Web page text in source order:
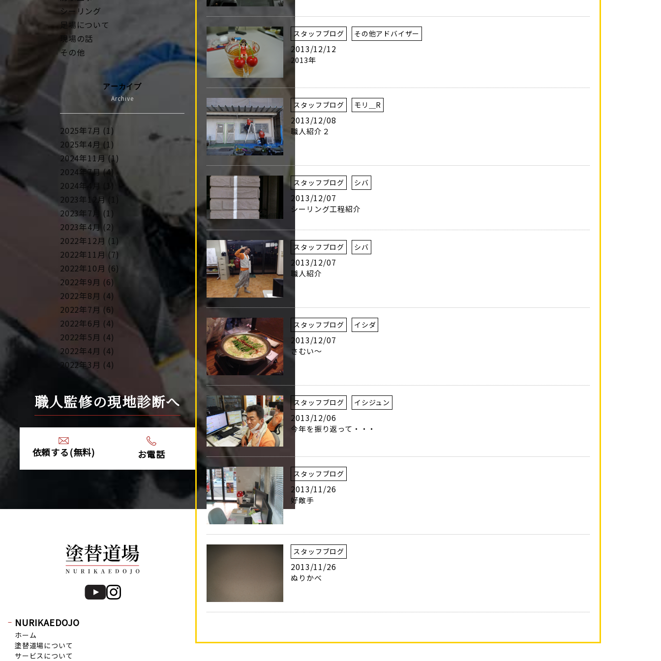
スタッフブログ その他アドバイザー
2013/12/12
2013年
スタッフブログ モリ＿R
2013/12/08
職人紹介２
スタッフブログ シバ
2013/12/07
シーリング工程紹介
スタッフブログ シバ
2013/12/07
職人紹介
スタッフブログ イシダ
2013/12/07
さむい～
スタッフブログ イシジュン
2013/12/06
今年を振り返って・・・
スタッフブログ
2013/11/26
好敵手
スタッフブログ
2013/11/26
ぬりかべ
シーリング
足場について
現場の話
その他
アーカイブ
Archive
2025年7月 (1)
2025年4月 (1)
2024年11月 (1)
2024年7月 (4)
2024年4月 (1)
2023年12月 (1)
2023年7月 (1)
2023年4月 (2)
2022年12月 (1)
2022年11月 (7)
2022年10月 (6)
2022年9月 (6)
2022年8月 (4)
2022年7月 (6)
2022年6月 (4)
2022年5月 (4)
2022年4月 (4)
2022年3月 (4)
2022年2月 (4)
2022年1月 (4)
2021年12月 (4)
2021年10月 (10)
2021年8月 (1)
2021年4月 (1)
2020年3月 (7)
2020年2月 (9)
2020年1月 (9)
2019年12月 (6)
2019年11月 (13)
2019年9月 (20)
2019年7月 (20)
職人監修の現地診断へ
依頼する(無料) お電話
NURIKAEDOJO
ホーム
塗替道場について
サービスについて